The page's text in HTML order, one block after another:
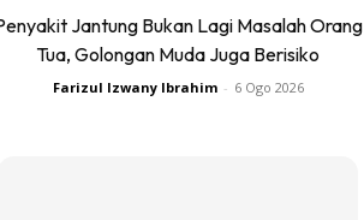
Jantung Bukan Lagi Masalah Orang
Tua, Golongan Muda Juga Berisiko
Farizul Izwany Ibrahim - 6 Ogo 2026